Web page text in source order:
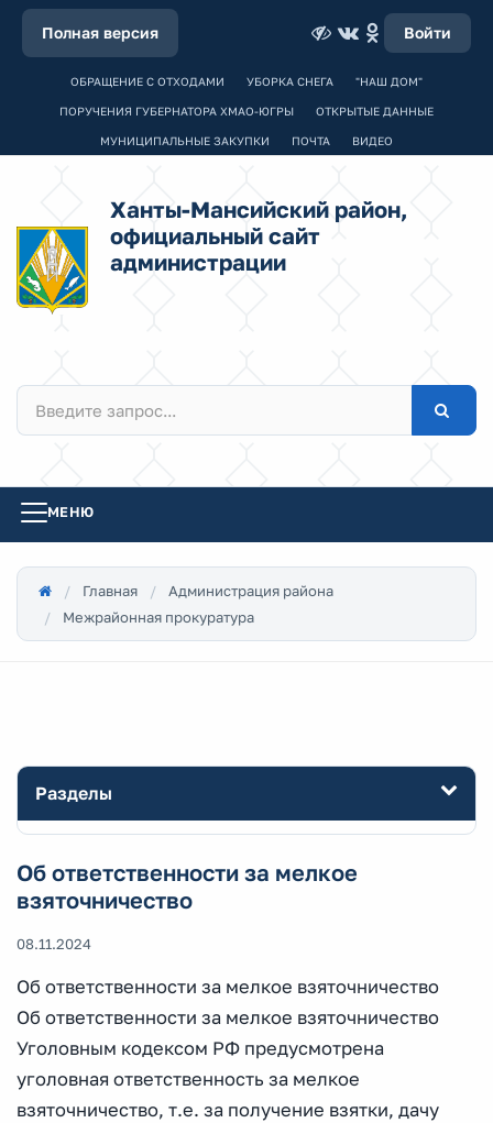
Полная версия Войти
ОБРАЩЕНИЕ С ОТХОДАМИ УБОРКА СНЕГА "НАШ ДОМ"
ПОРУЧЕНИЯ ГУБЕРНАТОРА ХМАО-ЮГРЫ ОТКРЫТЫЕ ДАННЫЕ
МУНИЦИПАЛЬНЫЕ ЗАКУПКИ ПОЧТА ВИДЕО
Ханты-Мансийский район,
официальный сайт
администрации
МЕНЮ
Главная
Администрация района
Межрайонная прокуратура
Разделы
Об ответственности за мелкое
взяточничество
08.11.2024
Об ответственности за мелкое взяточничество
Об ответственности за мелкое взяточничество
Уголовным кодексом РФ предусмотрена
уголовная ответственность за мелкое
взяточничество, т.е. за получение взятки, дачу